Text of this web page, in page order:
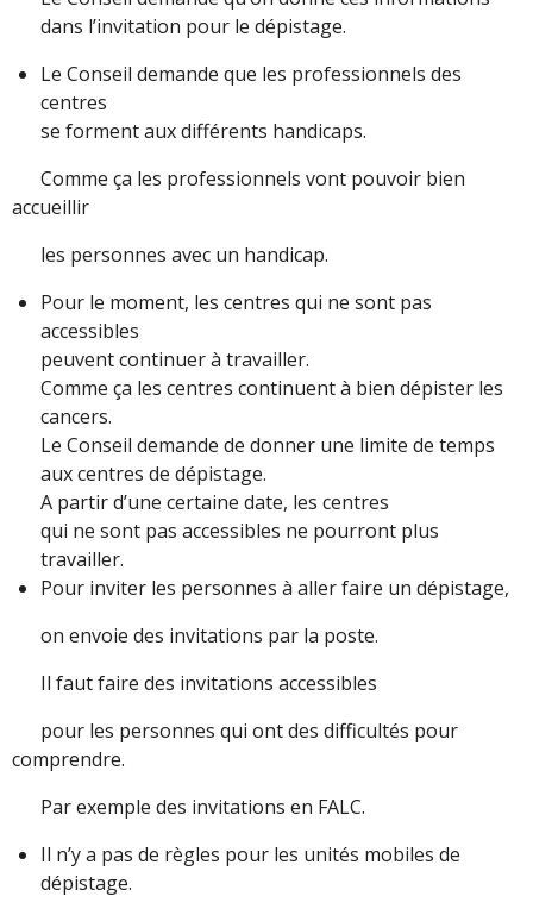
dans l’invitation pour le dépistage.
Le Conseil demande que les professionnels des
centres
se forment aux différents handicaps.
Comme ça les professionnels vont pouvoir bien
accueillir
les personnes avec un handicap.
Pour le moment, les centres qui ne sont pas
accessibles
peuvent continuer à travailler.
Comme ça les centres continuent à bien dépister les
cancers.
Le Conseil demande de donner une limite de temps
aux centres de dépistage.
A partir d’une certaine date, les centres
qui ne sont pas accessibles ne pourront plus
travailler.
Pour inviter les personnes à aller faire un dépistage,
on envoie des invitations par la poste.
Il faut faire des invitations accessibles
pour les personnes qui ont des difficultés pour
comprendre.
Par exemple des invitations en FALC.
Il n’y a pas de règles pour les unités mobiles de
dépistage.